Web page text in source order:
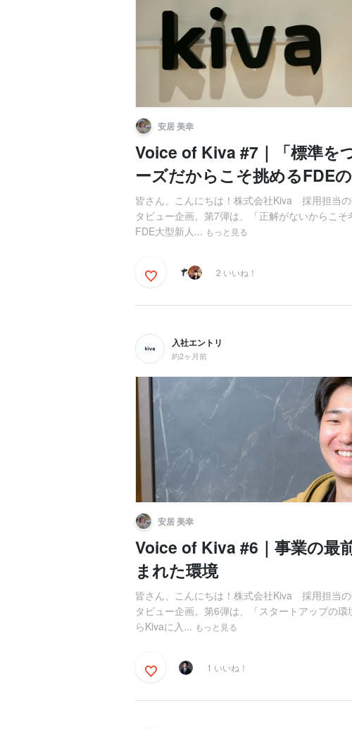
安居 美幸
Voice of Kiva #7｜「標準を
ーズだからこそ挑めるFDE
皆さん、こんにちは！株式会社Kiva 採用担当
タビュー企画。第7弾は、「正解がないからこ
FDE大型新人... もっと見る
2 いいね！
入社エントリ
約2ヶ月前
安居 美幸
Voice of Kiva #6｜事業の最
まれた環境
皆さん、こんにちは！株式会社Kiva 採用担当
タビュー企画。第6弾は、「スタートアップの
らKivaに入... もっと見る
1 いいね！